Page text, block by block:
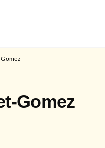
Gomez